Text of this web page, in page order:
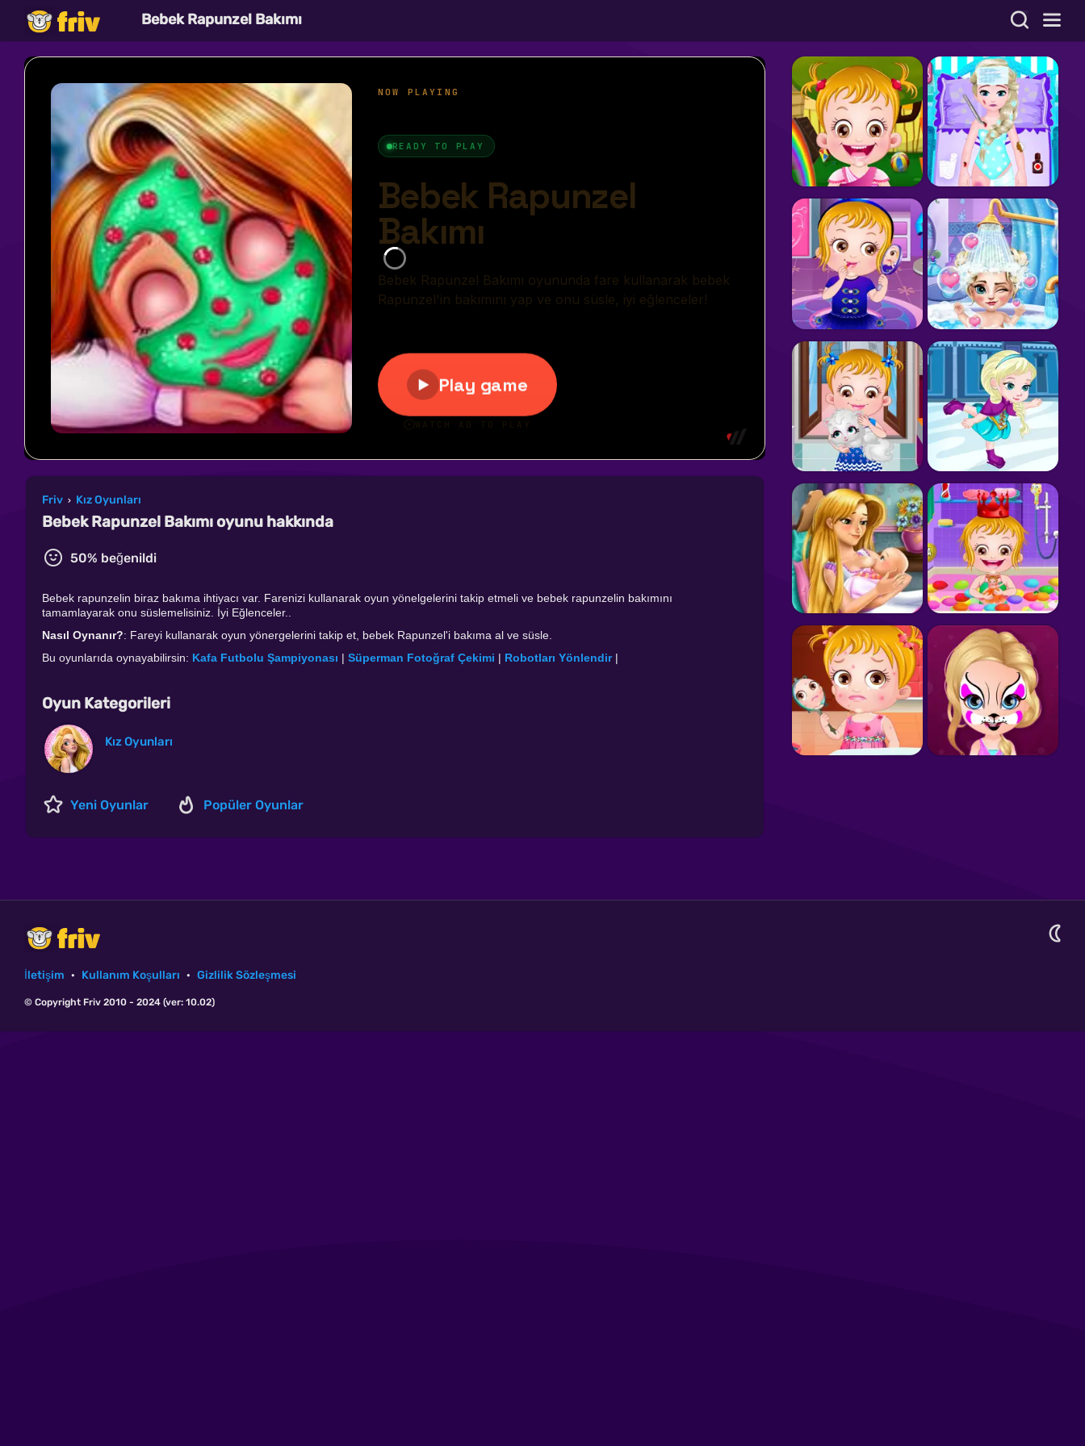
Bebek Rapunzel Bakımı
Friv › Kız Oyunları
Bebek Rapunzel Bakımı oyunu hakkında
50% beğenildi
Bebek rapunzelin biraz bakıma ihtiyacı var. Farenizi kullanarak oyun yönelgelerini takip etmeli ve bebek rapunzelin bakımını
tamamlayarak onu süslemelisiniz. İyi Eğlenceler..
Nasıl Oynanır?: Fareyi kullanarak oyun yönergelerini takip et, bebek Rapunzel'i bakıma al ve süsle.
Bu oyunlarıda oynayabilirsin: Kafa Futbolu Şampiyonası | Süperman Fotoğraf Çekimi | Robotları Yönlendir|
Oyun Kategorileri
Kız Oyunları
Yeni Oyunlar Popüler Oyunlar
İletişim · Kullanım Koşulları · Gizlilik Sözleşmesi
© Copyright Friv 2010 - 2024 (ver: 10.02)